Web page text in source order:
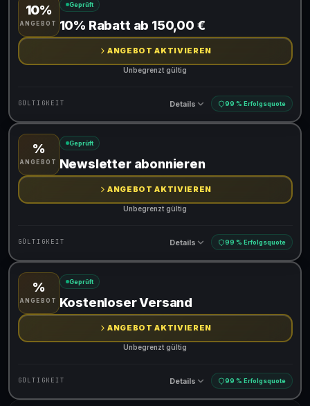
Gültig für teilnehmende Produkte
10%
ANGEBOT
Geprüft
10% Rabatt ab 150,00 €
ANGEBOT AKTIVIEREN
Unbegrenzt gültig
GÜLTIGKEIT Details 99 % Erfolgsquote
Gültig für teilnehmende Produkte
%
ANGEBOT
Geprüft
Newsletter abonnieren
ANGEBOT AKTIVIEREN
Unbegrenzt gültig
GÜLTIGKEIT Details 99 % Erfolgsquote
Gültig für teilnehmende Produkte
%
ANGEBOT
Geprüft
Kostenloser Versand
ANGEBOT AKTIVIEREN
Unbegrenzt gültig
GÜLTIGKEIT Details 99 % Erfolgsquote